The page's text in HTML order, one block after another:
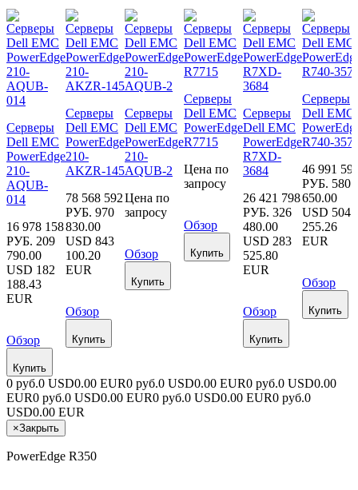
Серверы
Dell EMC
PowerEdge
210-
AQUB-
014
16 978 158
РУБ. 209
790.00
USD 182
188.43
EUR
Обзор
Купить
Серверы
Dell EMC
PowerEdge
210-
AKZR-145
78 568 592
РУБ. 970
830.00
USD 843
100.20
EUR
Обзор
Купить
Серверы
Dell EMC
PowerEdge
210-
AQUB-2
Цена по
запросу
Обзор
Купить
Серверы
Dell EMC
PowerEdge
R7715
Цена по
запросу
Обзор
Купить
Серверы
Dell EMC
PowerEdge
R7XD-
3684
26 421 798
РУБ. 326
480.00
USD 283
525.80
EUR
Обзор
Купить
Серверы
Dell EMC
R740-
46 991
РУБ. 580
650.00
USD 504
255.26
EUR
Обзор
Купить
0 руб.0 USD0.00 EUR0 руб.0 USD0.00 EUR0 руб.0 USD0.00
EUR0 руб.0 USD0.00 EUR0 руб.0 USD0.00 EUR0 руб.0
USD0.00 EUR
×Закрыть
PowerEdge R350